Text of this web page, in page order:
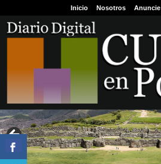
Inicio Nosotros Anuncie